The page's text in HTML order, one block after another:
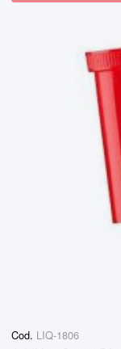
Cod. LIQ-1806